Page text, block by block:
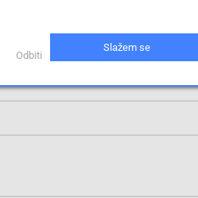
Odbiti
Slažem se